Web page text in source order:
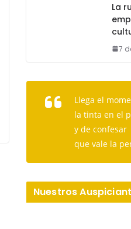
La
7
Llega el
la tinta en el
y de confesar
que vale la
Nuestros